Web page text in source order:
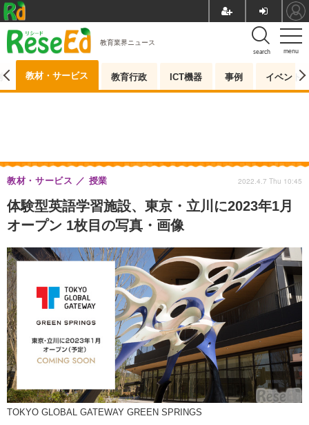
menu
search
教育業界ニュース
教材・サービス 教育行政 ICT機器 事例 イベント
体験型英語学習施設、東京・立川に2023年1月
オープン 1枚目の写真・画像
教材・サービス 授業 2022.4.7 Thu 10:45
TOKYO GLOBAL GATEWAY GREEN SPRINGS